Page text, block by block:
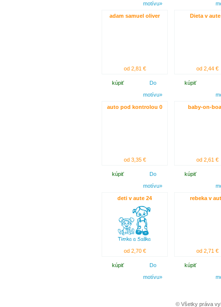
motívu»
adam samuel oliver
od 2,81 €
kúpiť
Do
motívu»
Dieta v aute
od 2,44 €
kúpiť
auto pod kontrolou 0
od 3,35 €
kúpiť
Do
motívu»
baby-on-
od 2,61 €
kúpiť
deti v aute 24
od 2,70 €
kúpiť
Do
motívu»
rebeka v
od 2,71 €
kúpiť
© Všetky práva